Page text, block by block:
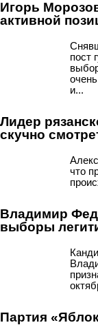
Игорь
активной
пост
и...
Лидер
скучно
что
Владимир
выборы
Партия